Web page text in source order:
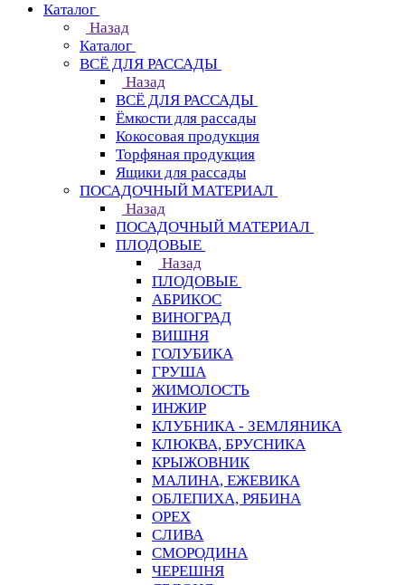
Каталог
Назад
Каталог
ВСЁ ДЛЯ РАССАДЫ
Назад
ВСЁ ДЛЯ РАССАДЫ
Ёмкости для рассады
Кокосовая продукция
Торфяная продукция
Ящики для рассады
ПОСАДОЧНЫЙ МАТЕРИАЛ
Назад
ПОСАДОЧНЫЙ МАТЕРИАЛ
ПЛОДОВЫЕ
Назад
ПЛОДОВЫЕ
АБРИКОС
ВИНОГРАД
ВИШНЯ
ГОЛУБИКА
ГРУША
ЖИМОЛОСТЬ
ИНЖИР
КЛУБНИКА - ЗЕМЛЯНИКА
КЛЮКВА, БРУСНИКА
КРЫЖОВНИК
МАЛИНА, ЕЖЕВИКА
ОБЛЕПИХА, РЯБИНА
ОРЕХ
СЛИВА
СМОРОДИНА
ЧЕРЕШНЯ